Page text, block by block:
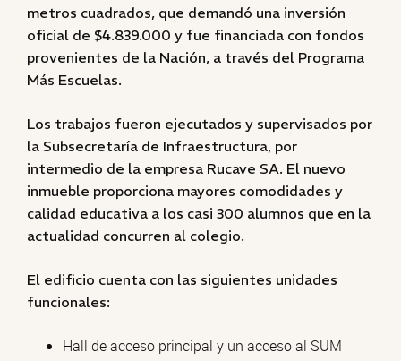
metros cuadrados, que demandó una inversión
oficial de $4.839.000 y fue financiada con fondos
provenientes de la Nación, a través del Programa
Más Escuelas.
Los trabajos fueron ejecutados y supervisados por
la Subsecretaría de Infraestructura, por
intermedio de la empresa Rucave SA. El nuevo
inmueble proporciona mayores comodidades y
calidad educativa a los casi 300 alumnos que en la
actualidad concurren al colegio.
El edificio cuenta con las siguientes unidades
funcionales:
Hall de acceso principal y un acceso al SUM